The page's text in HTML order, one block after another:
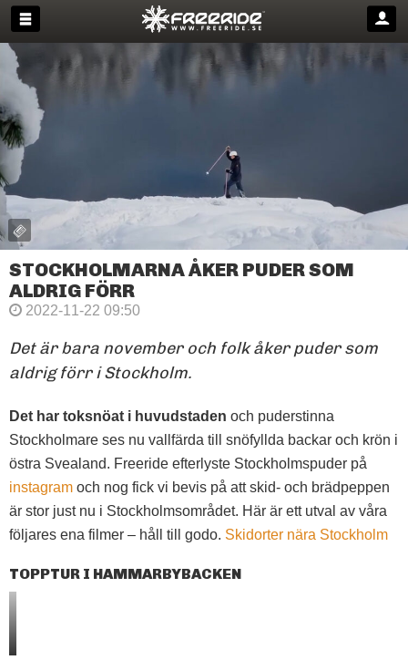
STOCKHOLMARNA ÅKER PUDER SOM
ALDRIG FÖRR
2022-11-22 09:50
Det är bara november och folk åker puder som
aldrig förr i Stockholm.
Det har toksnöat i huvudstaden och puderstinna
Stockholmare ses nu vallfärda till snöfyllda backar och krön i
östra Svealand. Freeride efterlyste Stockholmspuder på
instagram och nog fick vi bevis på att skid- och brädpeppen
är stor just nu i Stockholmsområdet. Här är ett utval av våra
följares ena filmer – håll till godo. Skidorter nära Stockholm
TOPPTUR I HAMMARBYBACKEN